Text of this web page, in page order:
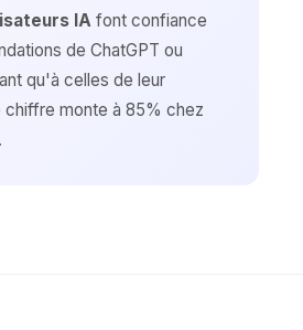
IA font confiance
de ChatGPT ou
qu'à celles de leur
chiffre monte à 85% chez